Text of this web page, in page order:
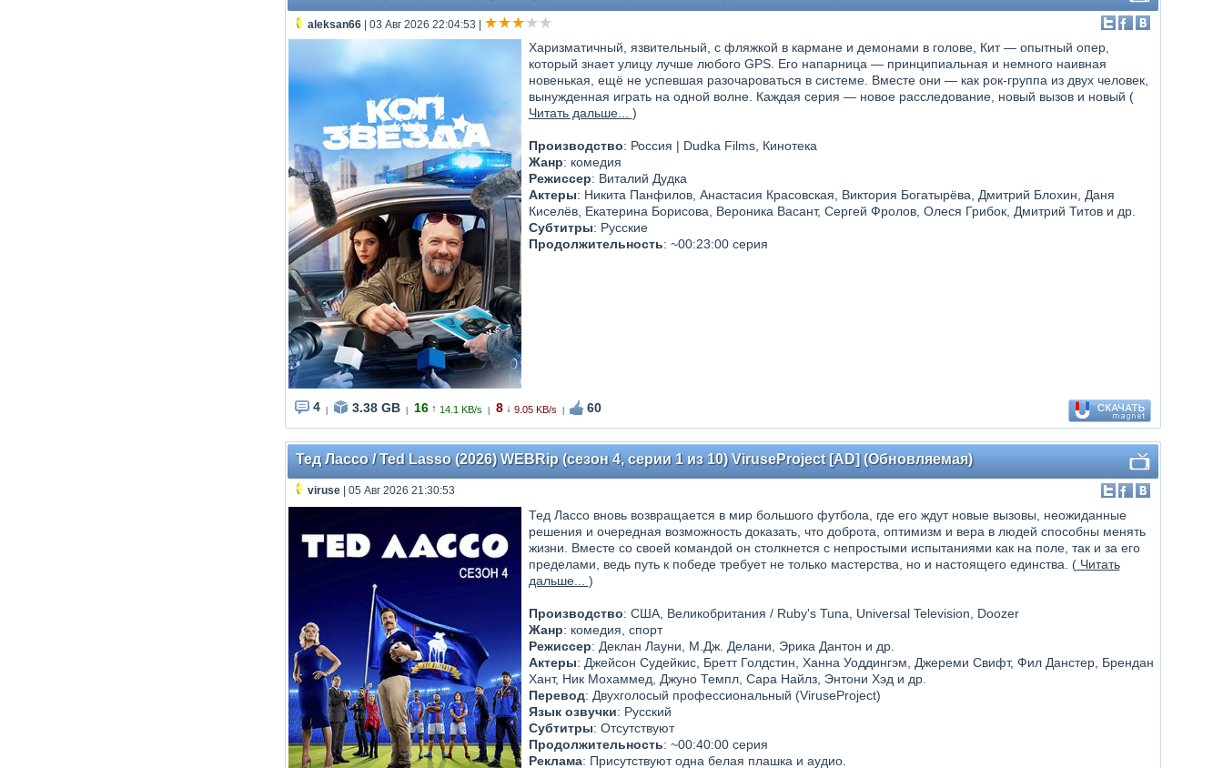
aleksan66| 03 Авг 2026 22:04:53
Харизматичный, язвительный, с фляжкой в кармане и демонами в голове, Кит — опытный опер,
который знает улицу лучше любого GPS. Его напарница — принципиальная и немного наивная
новенькая, ещё не успевшая разочароваться в системе. Вместе они — как рок-группа из двух человек,
вынужденная играть на одной волне. Каждая серия — новое расследование, новый вызов и новый (
Читать дальше... )
Производство: Россия | Dudka Films, Кинотека
Жанр: комедия
Режиссер: Виталий Дудка
Актеры: Никита Панфилов, Анастасия Красовская, Виктория Богатырёва, Дмитрий Блохин, Даня
Киселёв, Екатерина Борисова, Вероника Васант, Сергей Фролов, Олеся Грибок, Дмитрий Титов и др.
Субтитры: Русские
Продолжительность: ~00:23:00 серия
4 3.38 GB 16 ↑ 14.1 KB/s 8 ↓ 9.05 KB/s 60
Тед Лассо / Ted Lasso (2026) WEBRip (сезон 4, серии 1 из 10) ViruseProject [AD] (Обновляемая)
viruse| 05 Авг 2026 21:30:53
Тед Лассо вновь возвращается в мир большого футбола, где его ждут новые вызовы, неожиданные
решения и очередная возможность доказать, что доброта, оптимизм и вера в людей способны менять
жизни. Вместе со своей командой он столкнется с непростыми испытаниями как на поле, так и за его
пределами, ведь путь к победе требует не только мастерства, но и настоящего единства. (Читать
дальше... )
Производство: США, Великобритания / Ruby's Tuna, Universal Television, Doozer
Жанр: комедия, спорт
Режиссер: Деклан Лауни, М.Дж. Делани, Эрика Дантон и др.
Актеры: Джейсон Судейкис, Бретт Голдстин, Ханна Уоддингэм, Джереми Свифт, Фил Данстер, Брендан
Хант, Ник Мохаммед, Джуно Темпл, Сара Найлз, Энтони Хэд и др.
Перевод: Двухголосый профессиональный (ViruseProject)
Язык озвучки: Русский
Субтитры: Отсутствуют
Продолжительность: ~00:40:00 серия
Реклама: Присутствуют одна белая плашка и аудио.